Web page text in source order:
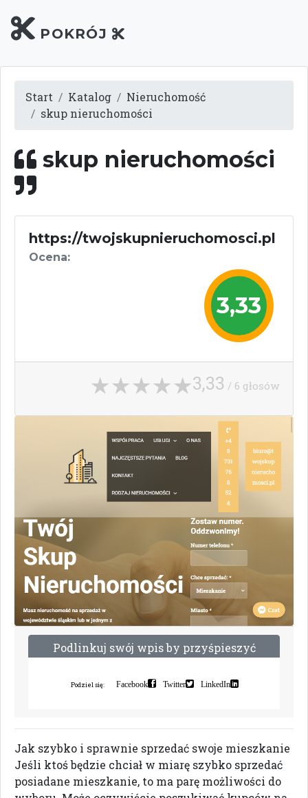
POKRÓJ
Start Katalog
Nieruchomość
skup nieruchomości
skup nieruchomości
https://twojskupnieruchomosci.pl
Ocena:
3,33
3,33 / 6 głosów
Podlinkuj swój wpisby przyśpieszyć
Podziel się: Facebook Twitter LinkedIn
Jak szybko i sprawnie sprzedać swoje mieszkanie
Jeśli ktoś będzie chciał w miarę szybko sprzedać
posiadane mieszkanie, to ma parę możliwości do